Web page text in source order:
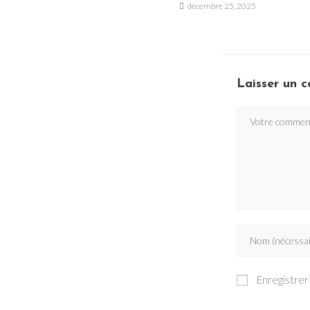
décembre 25, 2025
Laisser un
Enregistrer